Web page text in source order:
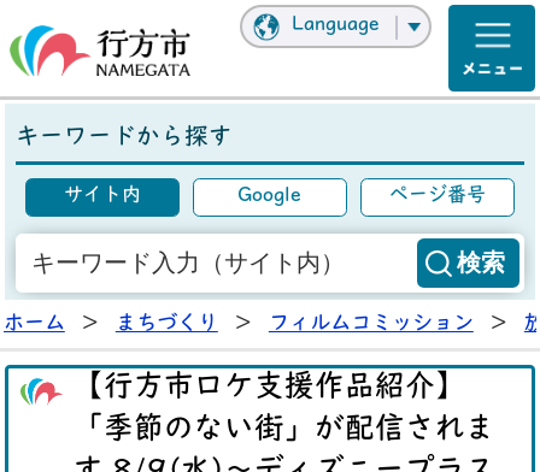
Language
キーワードから探す
サイト内 Google ページ番号
ホーム > まちづくり > フィルムコミッション >
【行方市ロケ支援作品紹介】
「季節のない街」が配信されま